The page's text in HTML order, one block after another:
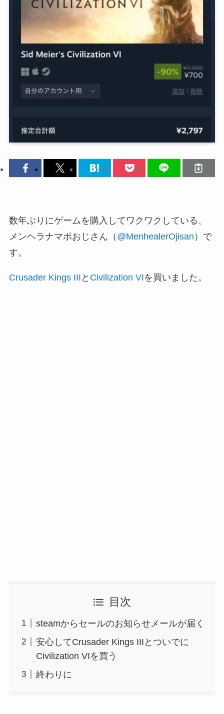
数年ぶりにゲームを購入してワクワクしている、
メンヘラナマポおじさん（ @MenhealerOjisan ）で
す。
Crusader Kings III と Civilization VIを買いました。
目次
steamからセールのお知らせメールが届く
安心してCrusader Kings IIIとついでに
Civilization VIを買う
終わりに